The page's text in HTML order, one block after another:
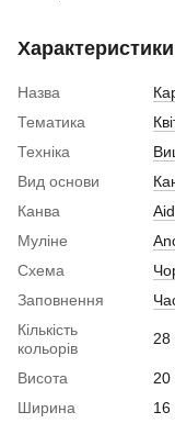
Характеристики
Назва
Тематика
Техніка
Вид основи
Канва
Муліне
Схема
Заповнення
Кількість
кольорів
28
Висота
20
Ширина
16